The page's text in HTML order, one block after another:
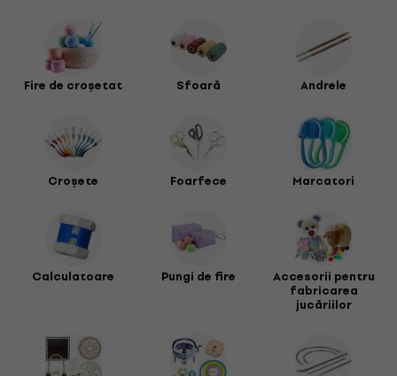
Fire de croșetat Sfoară Andrele
Croșete Foarfece Marcatori
Calculatoare Pungi de fire Accesorii pentru
fabricarea
jucăriilor